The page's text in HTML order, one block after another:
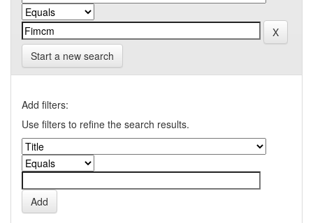
Start a new search
Add filters:
Use filters to refine the search results.